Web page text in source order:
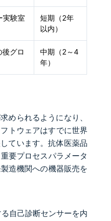
実験室
短期（2年
以内）
グロ
中期（2～4
年）
められるようになり、
トウェアはすでに世界
ています。抗体医薬品
要プロセスパラメータ
造機関への機器販売を
自己診断センサーを内